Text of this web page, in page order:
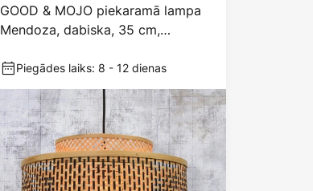
GOOD & MOJO piekaramā lampa
Mendoza, dabiska, 35 cm,
Piegādes laiks: 8 - 12 dienas